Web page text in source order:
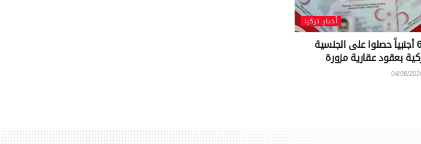
أخبار تركيا
687 أجنبياً حصلوا على الجنسية
بعقود عقارية مزورة